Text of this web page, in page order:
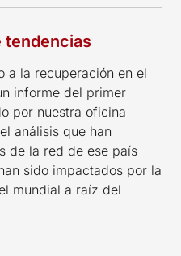
tendencias
a la recuperación en el
informe del primer
por nuestra oficina
análisis que han
de la red de ese país
sido impactados por la
mundial a raíz del